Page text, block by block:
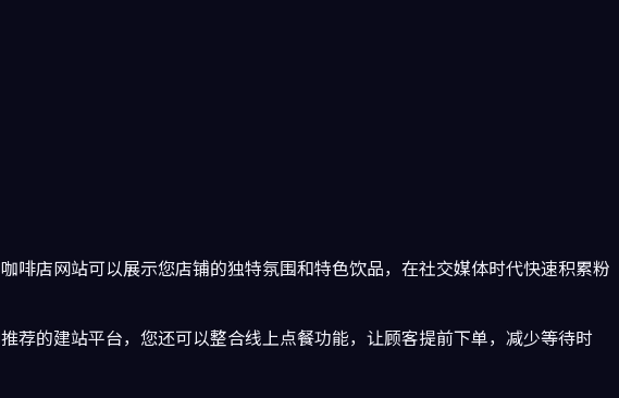
店网站可以展示您店铺的独特氛围和特色饮品，在社交媒体时代快速积累粉
荐的建站平台，您还可以整合线上点餐功能，让顾客提前下单，减少等待时